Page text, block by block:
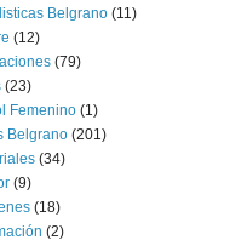
Belgrano (11)
(12)
(79)
(23)
Femenino (1)
Belgrano (201)
(34)
(9)
(18)
(2)